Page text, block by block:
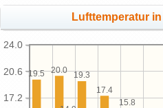
Lufttemperatur in
17.2
20.6
24.0
15.8
17.4
19.3
20.0
19.5